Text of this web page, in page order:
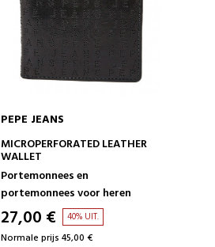
IN WINKELWAGEN
PEPE JEANS
MICROPERFORATED LEATHER
WALLET
Portemonnees en
portemonnees voor heren
27,00 € 40% UIT.
Normale prijs 45,00 €